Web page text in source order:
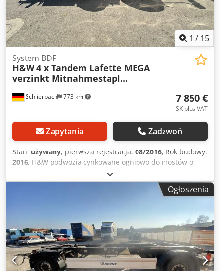
1 / 15
Schlierbach 773 km
System BDF
H&W4 x Tandem Lafette MEGA
verzinkt Mitnahmestapl...
7 850 €
SK plus VAT
Zapytania Zadzwoń
Stan: używany, pierwsza rejestracja: 08/2016, Rok budowy:
2016, H&W podwozia cynkowane ogniowo do mostów o
długości do 7,82 m z uchwytem na wózek widłowy i osią
podnoszoną Dostępne 3 sztuki!! Do wszystkich długości
mostów (7.150 / 7.450 / 7.820 mm!!) Uchwyt na wózek
Bardzo niska konstrukcja • 2 x pneumatyczne osie SAF 9 t •
Instalacja podnoszenia i opuszczania • Opony 435/50 R
19,5 • Hamulce tarczowe • Oś podnoszona (1. oś) -
niemieckie podwozia! - z pierwszej ręki - TÜV/SP: NOWY!
Zastrzega się możliwość pomyłek i wcześniejszej
sprzedaży. Djdpfxewmn Uij Adwsck
Ogłoszenia